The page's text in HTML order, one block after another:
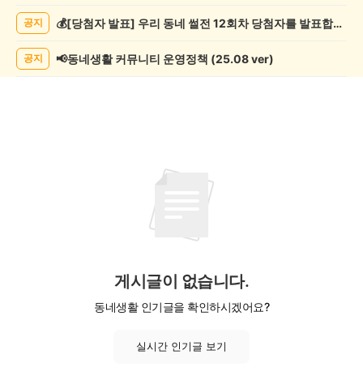
록
공지 💰[당첨자 발표] 우리 동네 썰전 12회차 당첨자를 발표합니다!
공지 📢동네생활 커뮤니티 운영정책 (25.08 ver)
게시글이 없습니다.
동네생활 인기글을 확인하시겠어요?
실시간 인기글 보기